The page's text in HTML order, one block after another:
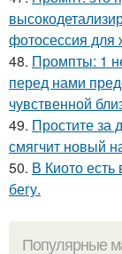
фотосессия для
48. Промпты: 1
перед нами
чувственной
49. Простите за
смягчит новый
50. В Киото есть
бегу.
Популярные